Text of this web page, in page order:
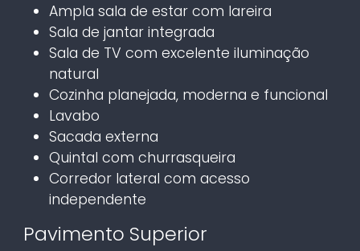
Ampla sala de estar com lareira
Sala de jantar integrada
Sala de TV com excelente iluminação
natural
Cozinha planejada, moderna e funcional
Lavabo
Sacada externa
Quintal com churrasqueira
Corredor lateral com acesso
independente
Pavimento Superior